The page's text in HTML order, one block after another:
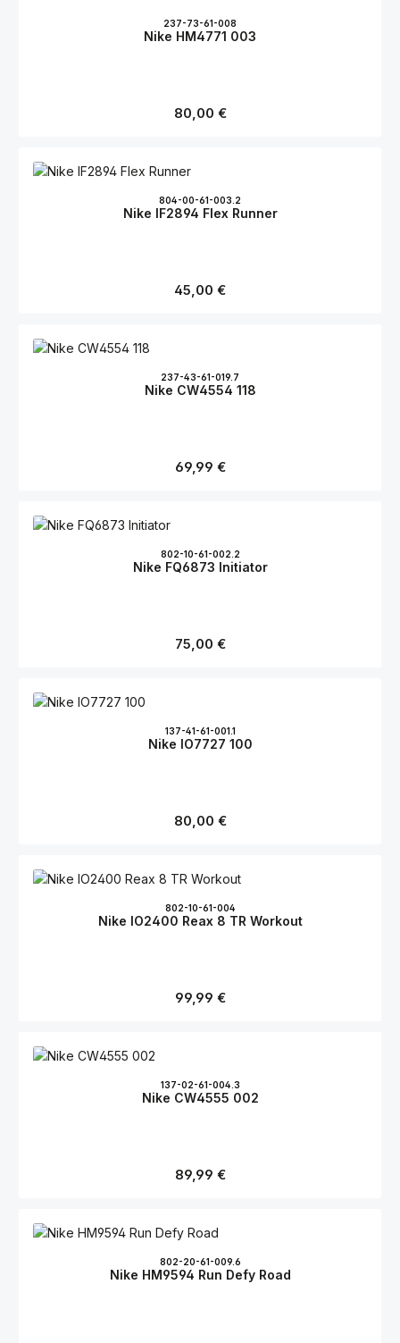
237-73-61-008
Nike HM4771 003
Regulärer Preis:
80,00 €
804-00-61-003.2
Nike IF2894 Flex Runner
Regulärer Preis:
45,00 €
237-43-61-019.7
Nike CW4554 118
Regulärer Preis:
69,99 €
802-10-61-002.2
Nike FQ6873 Initiator
Regulärer Preis:
75,00 €
137-41-61-001.1
Nike IO7727 100
Regulärer Preis:
80,00 €
802-10-61-004
Nike IO2400 Reax 8 TR Workout
Regulärer Preis:
99,99 €
137-02-61-004.3
Nike CW4555 002
Regulärer Preis:
89,99 €
802-20-61-009.6
Nike HM9594 Run Defy Road